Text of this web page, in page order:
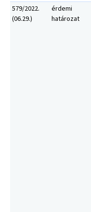
579/2022.
(06.29.)
érdemi
határozat